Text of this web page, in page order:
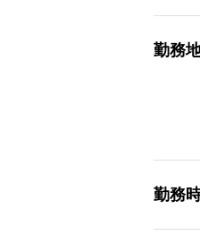
勤務
勤務